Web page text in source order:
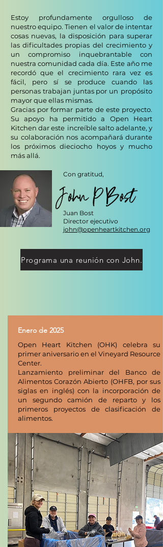
Estoy profundamente orgulloso de
nuestro equipo. Tienen el valor de intentar
cosas nuevas, la disposición para superar
las dificultades propias del crecimiento y
un compromiso inquebrantable con
nuestra comunidad cada día. Este año me
recordó que el crecimiento rara vez es
fácil, pero sí se produce cuando las
personas trabajan juntas por un propósito
mayor que ellas mismas.
Gracias por formar parte de este proyecto.
Su apoyo ha permitido a Open Heart
Kitchen dar este increíble salto adelante, y
su colaboración nos acompañará durante
los próximos dieciocho hoyos y mucho
más allá.
Con gratitud,
Juan Bost
Director ejecutivo
john@openheartkitchen.org
Programa una reunión con John.
Enero de 2025
Open Heart Kitchen (OHK) celebra su
primer aniversario en el Vineyard Resource
Center.
Lanzamiento preliminar del Banco de
Alimentos Corazón Abierto (OHFB, por sus
siglas en inglés) con la incorporación de
un segundo camión de reparto y los
primeros proyectos de clasificación de
alimentos.